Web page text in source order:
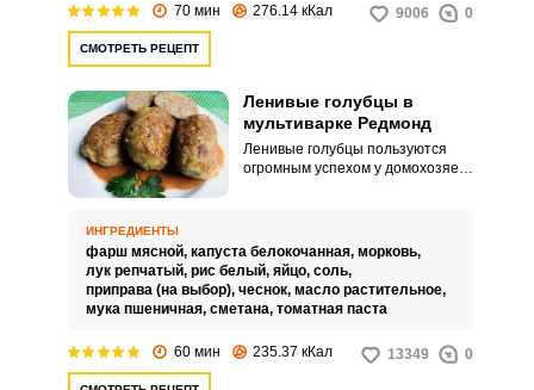
70 мин 276.14 кКал 9006 0
СМОТРЕТЬ РЕЦЕПТ
Ленивые голубцы в
мультиварке Редмонд
Ленивые голубцы пользуются
огромным успехом у домохозяек.
третьих, в мультиварке
приготовление займет
считанные минуты.
ИНГРЕДИЕНТЫ
фарш мясной, капуста белокочанная, морковь,
лук репчатый, рис белый, яйцо, соль,
приправа (на выбор), чеснок, масло растительное,
мука пшеничная, сметана, томатная паста
60 мин 235.37 кКал 13349 0